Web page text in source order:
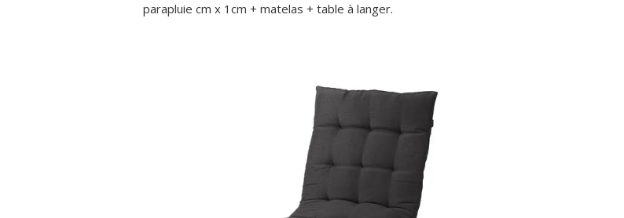
parapluie cm x 1cm + matelas + table à langer.